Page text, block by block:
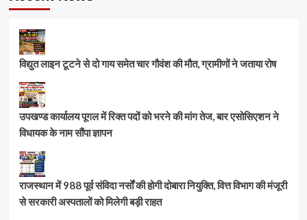
विद्युत लाइन टूटने से दो गाय समेत चार गौवंश की मौत, ग्रामीणों ने जताया रोष
उपखण्ड कार्यालय पूगल में रिक्त पदों को भरने की मांग तेज, बार एसोसिएशन ने
विधायक के नाम सौंपा ज्ञापन
राजस्थान में 988 पूर्व संविदा नर्सों की होगी दोबारा नियुक्ति, वित्त विभाग की मंजूरी
से सरकारी अस्पतालों को मिलेगी बड़ी राहत